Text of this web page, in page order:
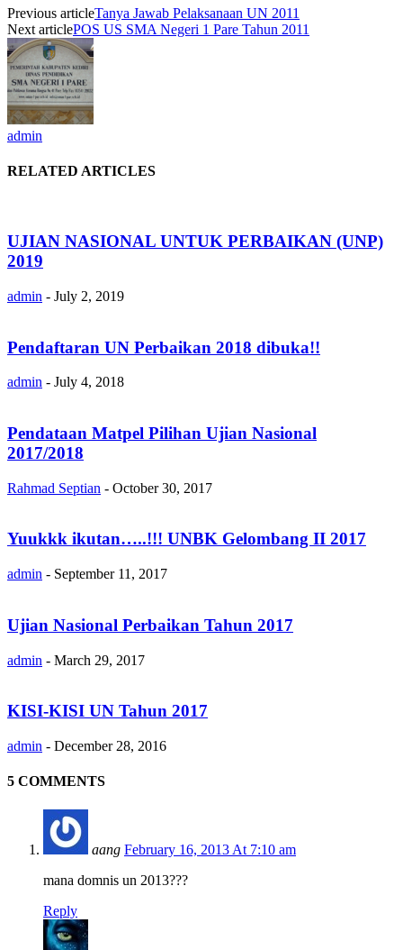
Previous articleTanya Jawab Pelaksanaan UN 2011
Next articlePOS US SMA Negeri 1 Pare Tahun 2011
admin
RELATED ARTICLES
UJIAN NASIONAL UNTUK PERBAIKAN (UNP)
2019
admin - July 2, 2019
Pendaftaran UN Perbaikan 2018 dibuka!!
admin - July 4, 2018
Pendataan Matpel Pilihan Ujian Nasional
2017/2018
Rahmad Septian - October 30, 2017
Yuukkk ikutan…..!!! UNBK Gelombang II 2017
admin - September 11, 2017
Ujian Nasional Perbaikan Tahun 2017
admin - March 29, 2017
KISI-KISI UN Tahun 2017
admin - December 28, 2016
5 COMMENTS
aang February 16, 2013 At 7:10 am
mana domnis un 2013???
Reply